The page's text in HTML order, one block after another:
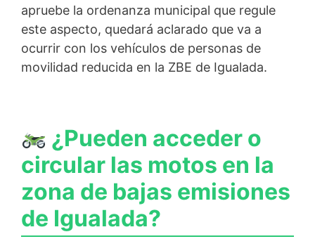
apruebe la ordenanza municipal que regule
este aspecto, quedará aclarado que va a
ocurrir con los vehículos de personas de
movilidad reducida en la ZBE de Igualada.
¿Pueden acceder o
circular las motos en la
zona de bajas emisiones
de Igualada?